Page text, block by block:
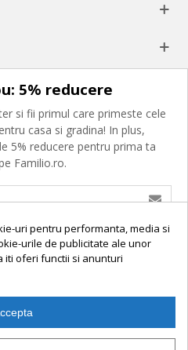
5% reducere
si fii primul care primeste cele
casa si gradina! In plus,
5% reducere pentru prima ta
Familio.ro.
am citit, am inteles si imi exprim
datelor cu caracter personal,
si conditiile de utilizare.
uri pentru performanta, media si
urile de publicitate ale unor
iti oferi functii si anunturi